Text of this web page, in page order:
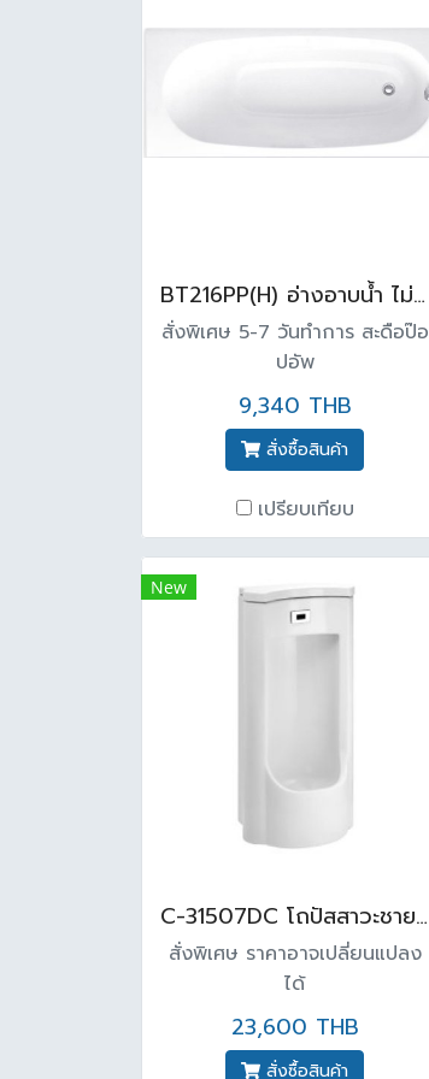
BT216PP(H) อ่างอาบน้ำ ไม่มีมือจับพร้อมสะดือ ( 70x1.60x.39 cm ) สีขาว
สั่งพิเศษ 5-7 วันทำการ สะดือป๊อ
ปอัพ
9,340 THB
สั่งซื้อสินค้า
เปรียบเทียบ
New
C-31507DC โถปัสสาวะชาย พร้อมเซ็นเซอร์ (แบตเตอรี่) สีขาว
สั่งพิเศษ ราคาอาจเปลี่ยนแปลง
ได้
23,600 THB
สั่งซื้อสินค้า